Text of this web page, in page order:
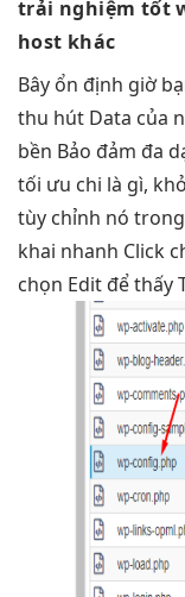
trải nghiệm tốt
host khác
Bây ổn định giờ
thu hút Data của
bền Bảo đảm đa
tối ưu chi là gì,
tùy chỉnh nó trong
khai nhanh Click
chọn Edit để thấy